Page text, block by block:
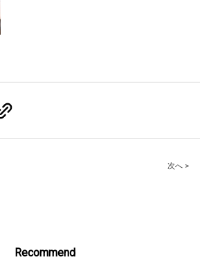
次へ >
Recommend